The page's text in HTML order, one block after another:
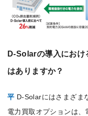
D-Solarの導入にお
はありますか？
平 D-Solarにはさまざま
電力買取オプションは